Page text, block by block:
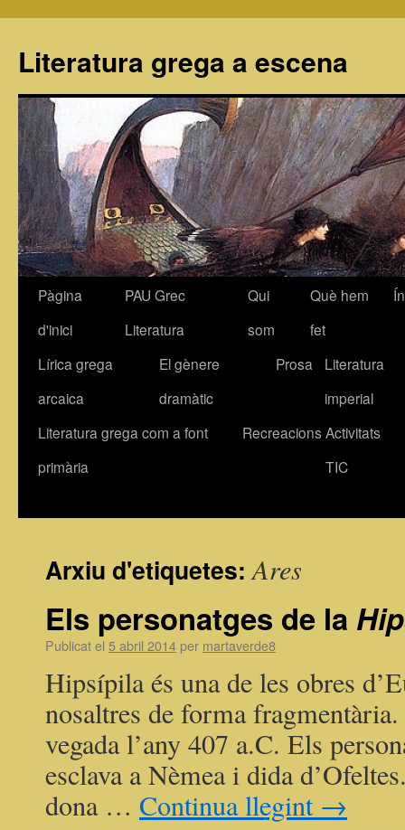
Literatura grega a escena
Vés
contingut
Pàgina
d'inici
PAU Grec
Literatura
Qui
som
Què hem
fet
Lírica grega
arcaica
El gènere
dramàtic
Prosa
Literatura
imperial
Literatura grega com a font
primària
Recreacions Activitats
TIC
Arxiu d'etiquetes:Ares
Els personatges de la
Publicat el 5 abril 2014 per martaverde8
Hipsípila és una de les obres
nosaltres de forma
vegada l’any 407 a.C. Els
esclava a Nèmea i dida
dona … Continua llegint →